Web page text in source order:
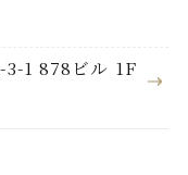
1 878ビル 1F